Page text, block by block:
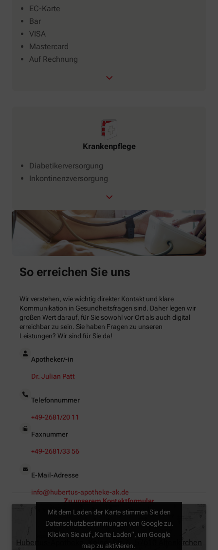
EC-Karte
Bar
VISA
Mastercard
Auf Rechnung
Krankenpflege
Diabetikerversorgung
Inkontinenzversorgung
So erreichen Sie uns
Wir verstehen, wie wichtig direkter Kontakt und klare
Kommunikation in Gesundheitsfragen sind. Daher legen wir
großen Wert darauf, für Sie sowohl vor Ort als auch digital
erreichbar zu sein. Sie haben Fragen zu unseren
Leistungen? Wir sind für Sie da!
Apotheker/-in
Dr. Julian Patt
Telefonnummer
+49-2681/20 11
Faxnummer
+49-2681/33 56
E-Mail-Adresse
info@hubertus-apotheke-ak.de
Zu unserem Kontaktformular
Hubertus-Apotheke, Kölner Str. 6, 57610 Altenkirchen
Mit dem Laden der Karte stimmen Sie den
Datenschutzbestimmungen von Google zu.
Klicken Sie auf „Karte Laden“, um Google
map zu aktivieren.